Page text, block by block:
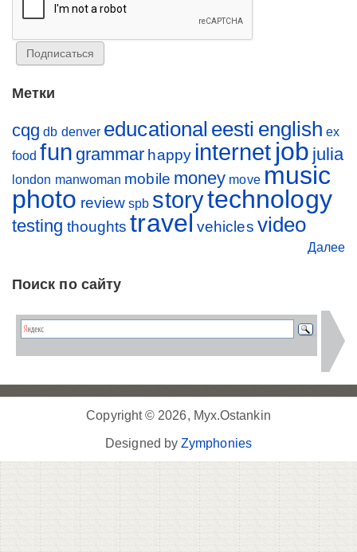
Метки
cqg db denver educational eesti english ex
food fun grammar happy internet job julia
london manwoman mobile money move music
photo review spb storytechnology
testing thoughts travel vehicles video
Далее
Поиск по сайту
Copyright © 2026, Myx.Ostankin
Designed byZymphonies